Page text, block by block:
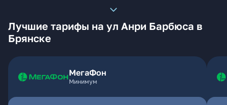
Лучшие тарифы на ул Анри Барбюса в
Брянске
МегаФон
Минимум